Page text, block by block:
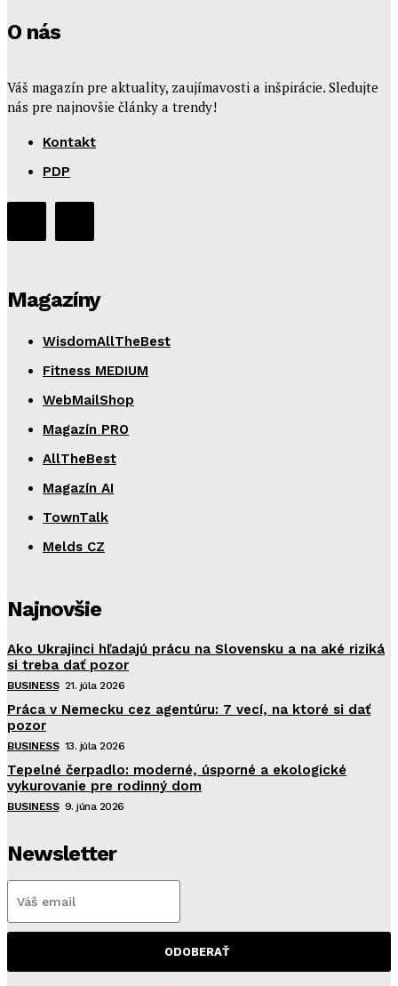
O nás
Váš magazín pre aktuality, zaujímavosti a inšpirácie. Sledujte
nás pre najnovšie články a trendy!
Kontakt
PDP
Magazíny
WisdomAllTheBest
Fitness MEDIUM
WebMailShop
Magazín PRO
AllTheBest
Magazín AI
TownTalk
Melds CZ
Najnovšie
Ako Ukrajinci hľadajú prácu na Slovensku a na aké riziká
si treba dať pozor
BUSINESS 21. júla 2026
Práca v Nemecku cez agentúru: 7 vecí, na ktoré si dať
pozor
BUSINESS 13. júla 2026
Tepelné čerpadlo: moderné, úsporné a ekologické
vykurovanie pre rodinný dom
BUSINESS 9. júna 2026
Newsletter
ODOBERAŤ